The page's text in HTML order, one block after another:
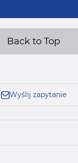
Back to Top
Wyślij zapytanie